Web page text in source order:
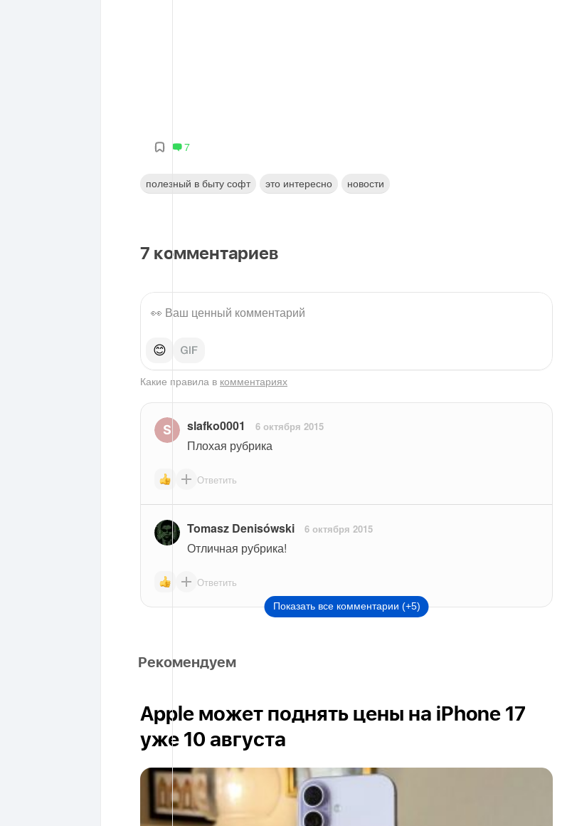
7
полезный в быту софт это интересно новости
7 комментариев
😊
Какие правила в комментариях
slafko0001 6 октября 2015
Плохая рубрика
Ответить
Tomasz Denisówski 6 октября 2015
Отличная рубрика!
Ответить
Показать все комментарии (+5)
Рекомендуем
Apple может поднять цены на iPhone 17
уже 10 августа